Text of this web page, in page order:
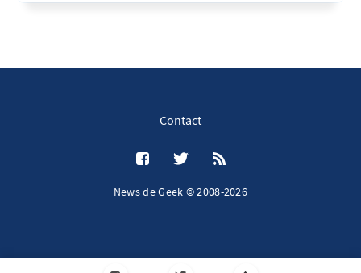
Contact
News de Geek © 2008-2026